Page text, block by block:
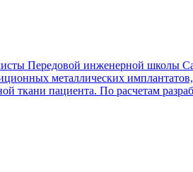
Передовой инженерной школы
металлических
ткани пациента. По расчетам